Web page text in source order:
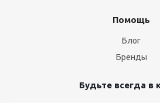
Помощь
Блог
Бренды
Будьте всегда в